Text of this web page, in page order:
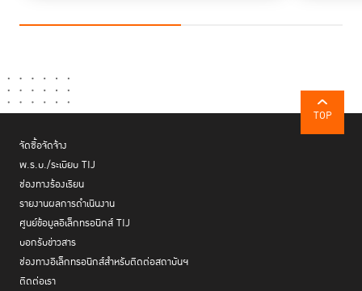
TOP
จัดซื้อจัดจ้าง
พ.ร.บ./ระเบียบ TIJ
ช่องทางร้องเรียน
รายงานผลการดำเนินงาน
ศูนย์ข้อมูลอิเล็กทรอนิกส์ TIJ
บอกรับข่าวสาร
ช่องทางอิเล็กทรอนิกส์สำหรับติดต่อสถาบันฯ
ติดต่อเรา